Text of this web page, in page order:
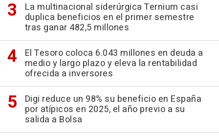
La multinacional siderúrgica Ternium casi
duplica beneficios en el primer semestre
tras ganar 482,5 millones
El Tesoro coloca 6.043 millones en deuda a
medio y largo plazo y eleva la rentabilidad
ofrecida a inversores
Digi reduce un 98% su beneficio en España
por atípicos en 2025, el año previo a su
salida a Bolsa